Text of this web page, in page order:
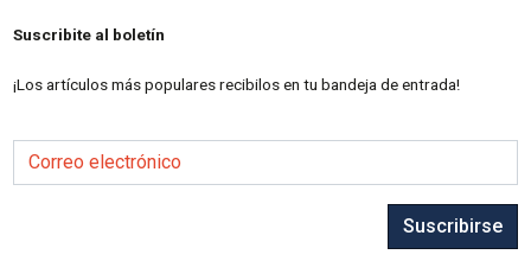
Suscribite al boletín
¡Los artículos más populares recibilos en tu bandeja de entrada!
Correo electrónico
Suscribirse